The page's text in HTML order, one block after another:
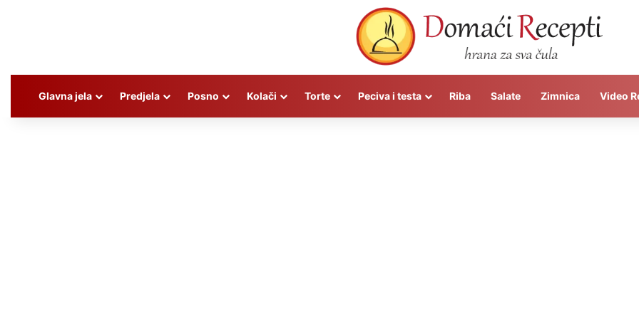
Glavna jela Predjela Posno Kolači Torte Peciva i testa Riba Salate Zimnica Video